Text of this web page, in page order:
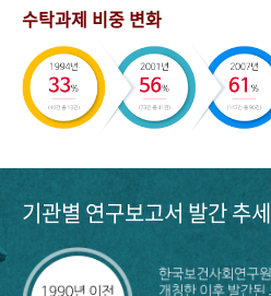
수탁과제 비중 변화
기관별 연구보고서 발간 추세